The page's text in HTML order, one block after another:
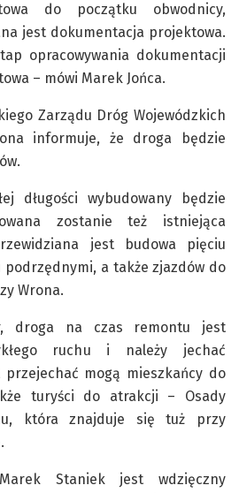
do początku obwodnicy,
jest dokumentacja projektowa.
opracowywania dokumentacji
– mówi Marek Jońca.
Zarządu Dróg Wojewódzkich
informuje, że droga będzie
długości wybudowany będzie
zostanie też istniejąca
jest budowa pięciu
podrzędnymi, a także zjazdów do
Wrona.
droga na czas remontu jest
ruchu i należy jechać
mogą mieszkańcy do
turyści do atrakcji – Osady
która znajduje się tuż przy
Staniek jest wdzięczny